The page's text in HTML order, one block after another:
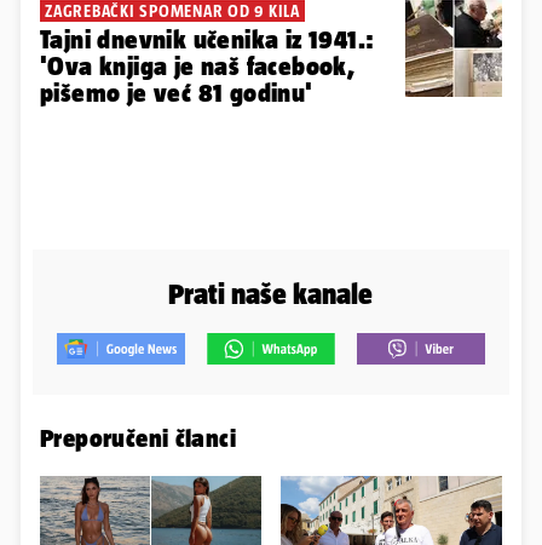
ZAGREBAČKI SPOMENAR OD 9 KILA
Tajni dnevnik učenika iz 1941.:
'Ova knjiga je naš facebook,
pišemo je već 81 godinu'
Prati naše kanale
Preporučeni članci